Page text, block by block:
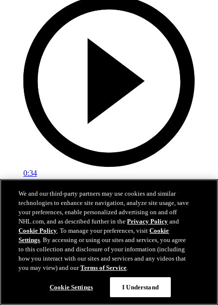
0:34
Schenn spär på ledningen
STL-WPG, M4: Schenn sätter pucken högt, utökar för Blues
27 apr 2025
We and our third-party partners may use cookies and similar
technologies to enhance site navigation, analyze site usage, save
your preferences, enable personalized advertising on and off
NHL.com, and as described further in thePrivacy Policy and
Cookie Policy. To manage your preferences, visitCookie
Settings. By accessing or using our sites and services, you agree
to this collection and disclosure of your information (including
how you interact with our sites and services and any videos that
you may view) and ourTerms of Service.
Cookie Settings I Understand